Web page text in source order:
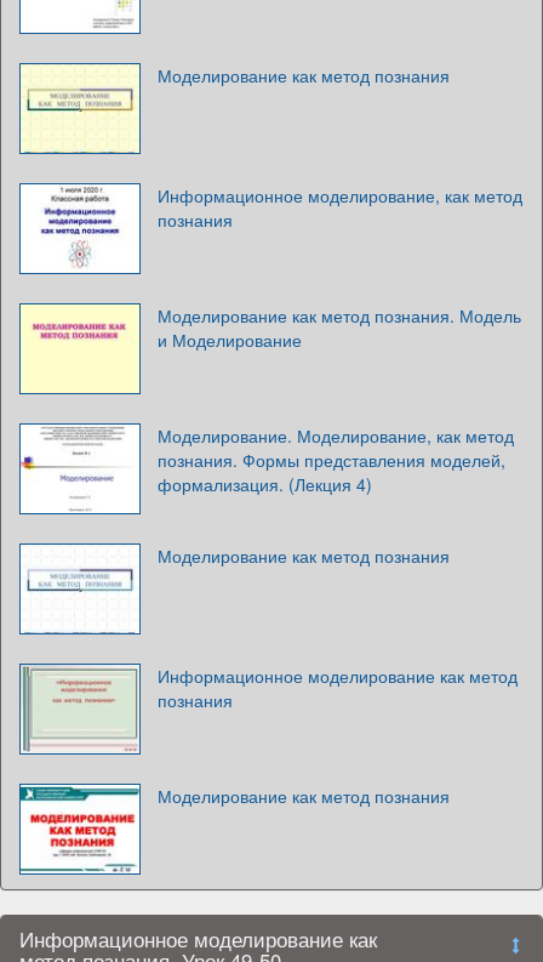
Моделирование как метод познания
Информационное моделирование, как метод
познания
Моделирование как метод познания. Модель
и Моделирование
Моделирование. Моделирование, как метод
познания. Формы представления моделей,
формализация. (Лекция 4)
Моделирование как метод познания
Информационное моделирование как метод
познания
Моделирование как метод познания
Информационное моделирование как